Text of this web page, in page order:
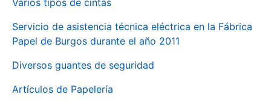
Varios tipos de cintas
Servicio de asistencia técnica eléctrica en la Fábrica
Papel de Burgos durante el año 2011
Diversos guantes de seguridad
Artículos de Papelería